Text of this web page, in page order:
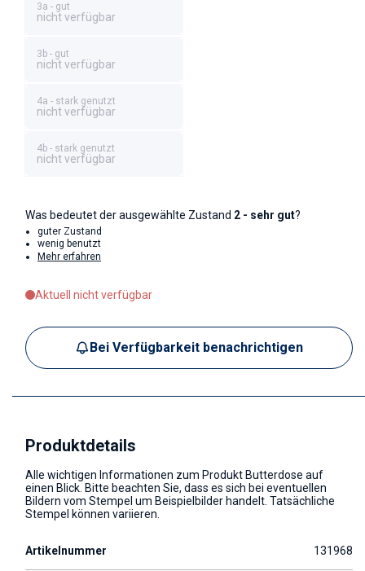
3a - gut
nicht verfügbar
3b - gut
nicht verfügbar
4a - stark genutzt
nicht verfügbar
4b - stark genutzt
nicht verfügbar
Was bedeutet der ausgewählte Zustand 2 - sehr gut?
guter Zustand
wenig benutzt
Mehr erfahren
Aktuell nicht verfügbar
Bei Verfügbarkeit benachrichtigen
Produktdetails
Alle wichtigen Informationen zum Produkt Butterdose auf
einen Blick. Bitte beachten Sie, dass es sich bei eventuellen
Bildern vom Stempel um Beispielbilder handelt. Tatsächliche
Stempel können variieren.
Artikelnummer 131968